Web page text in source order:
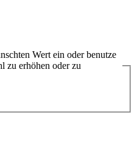
Wert ein oder benutze
zu erhöhen oder zu